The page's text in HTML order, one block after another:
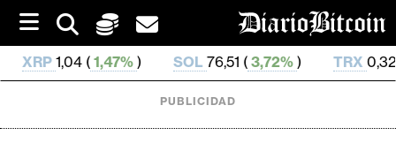
i
t
o
) SOL76,51 ( 3,72%) TRX0,328 596 (0,15%)
PUBLICIDAD